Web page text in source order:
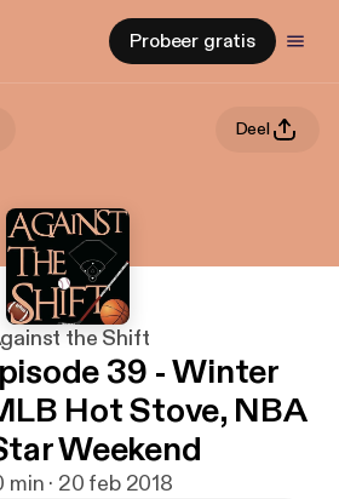
Probeer gratis
Deel
the Shift
39 - Winter
Hot Stove, NBA
Weekend
min · 20 feb 2018